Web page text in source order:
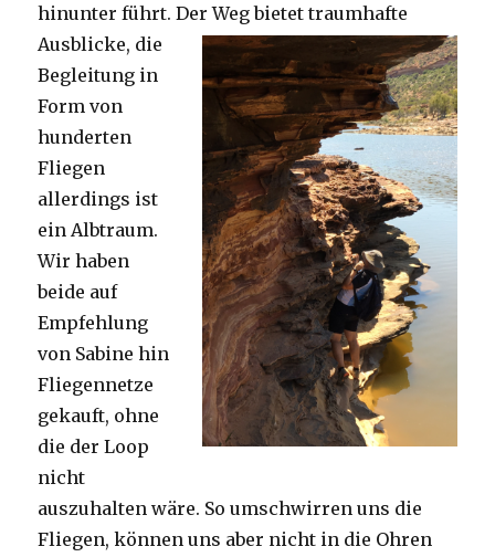
hinunter führt. Der Weg bietet traumhafte
Ausblicke, die
Begleitung in
Form von
hunderten
Fliegen
allerdings ist
ein Albtraum.
Wir haben
beide auf
Empfehlung
von Sabine hin
Fliegennetze
gekauft, ohne
die der Loop
nicht
auszuhalten wäre. So umschwirren uns die
Fliegen, können uns aber nicht in die Ohren